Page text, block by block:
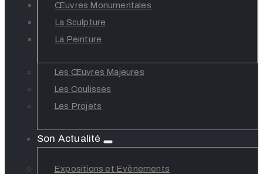
Œuvres Monumentales
La Sculpture
La Peinture
Les Œuvres Majeures
Les Coulisses
Les Projets
Son Actualité
Expositions et Evènements